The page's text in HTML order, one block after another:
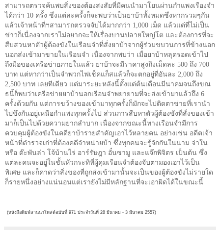
สามารถตรวจค้นพบสิ่งของต้องสงสัยที่มีคนนำมาโยนผ่านกำแพงเรืองจำ
ได้กว่า 10 ครั้ง ซึ่งแต่ละครั้งก็จะพบว่าเป็นยาบ้าทั้งหมดซึ่งหากรวมๆกัน
แล้วเจ้าหน้าที่ฯสามารถตรวจจับได้มากกว่า 1,000 เม็ด แล้วแต่ที่ไม่เป็น
ข่าวก็เนื่องจากเราไม่อยากจะให้เรื่องบานปลายใหญ่โต และต้องการที่จะ
สืบสวนหาตัวผู้ต้องขังในเรือนจำที่สั่งยาบ้าจากผู้ร่วมขบวนการที่ข้างนอก
นอกส่งเข้ามาขายในเรือนจำ เนื่องจากพบว่า เมื่อยาบ้าหลุดรอดเข้าไป
ถึงมือของเครือข่ายภายในแล้ว ยาบ้าจะมีราคาสูงถึงเม็ดละ 500 ถึง 700
บาท แต่หากว่าเป็นจำพวกไฟเช็คแก็สแล้วก็จะตกอยู่ที่อันละ 2,000 ถึง
2,500 บาท เลยทีเดียว แต่มาระยะหลังนี้ตั้งแต่ต้นเดือนมีนาคมจนถึงขณ
ธนี้ก็พบว่าเครือข่ายยาบ้านอกเรือนจำพยายามที่จะส่งเข้ามาแล้วถึง 6
ครั้งด้วยกัน แต่การขว้างของเข้ามาทุกครั้งก็มักจะไปติดตาข่ายที่เรานำ
ไปขึงกันอยู่เหนือกำแพงทุกครั้งไป ส่วนการสืบหาตัวผู้ต้องขังที่สั่งของเข้า
มาก็เป็นไปด้วยความยากลำบาก เนื่องจากขณะนี้ทางเรือนจำมีการ
ควบคุมผู้ต้องขังในคดียาบ้ารายสำคัญเอาไว้หลายคน อย่างเช่น อดีตเจ้า
หน้าที่ตำรวจเก่าที่ต้องคดีจำหน่ายบ้า ซึ่งทุกคนจะรู้จักกันในนาม จ่าใน
หรือ ต๊ะพันล่า โจ้บ้านไร่ อาร์รัษฎา อั๋นซามู และแจ๊กพิจิตร เป็นต้น ซึ่ง
แต่ละคนจะอยู่ในชั้นหัวกระทิที่ผู้คุมเรือนจำต้องจับตามองเอาไว้เป็น
พิเศษ และก็คาดว่าสิ่งของที่ถูกส่งเข้ามานั้นจะเป็นของผู้ต้องขังไม่รายใด
ก็รายหนึ่งอย่างแน่นอนแต่เรายังไม่มีหลักฐานที่จะเอาผิดได้ในขณะนี้
(หนังสือพิมพ์ลานนาโพสต์ฉบับที่ 971 ประจำวันที่ 28 มีนาคม - 3 มีนาคม 2557)